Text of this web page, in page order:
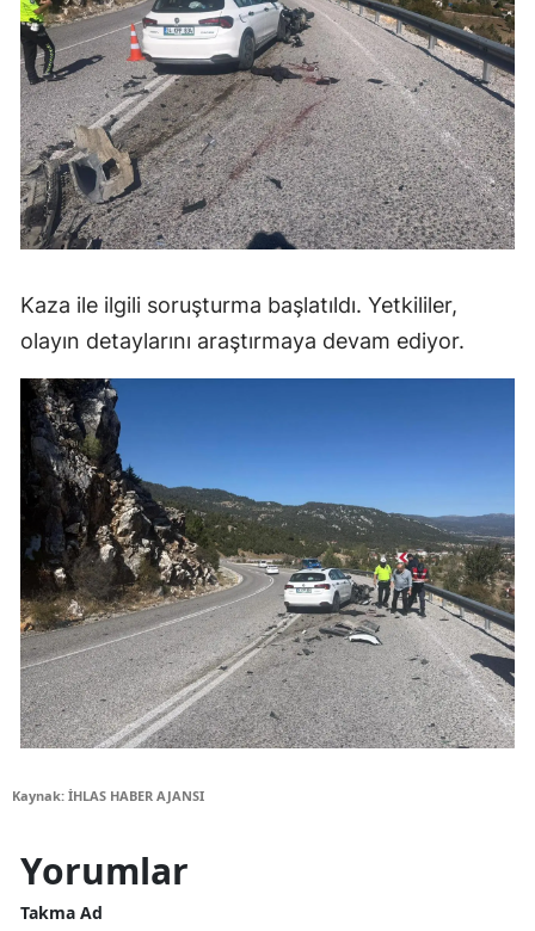
Kaza ile ilgili soruşturma başlatıldı. Yetkililer,
olayın detaylarını araştırmaya devam ediyor.
Kaynak: İHLAS HABER AJANSI
Yorumlar
Takma Ad